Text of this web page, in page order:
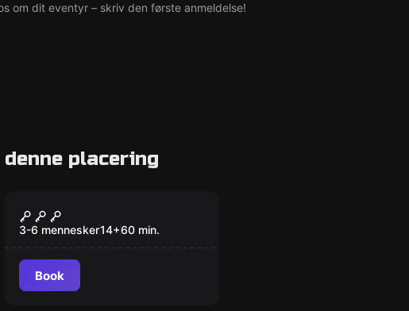
om dit eventyr – skriv den første anmeldelse!
placering
Kommandobunkeren
3-6 mennesker14+60 min.
Book